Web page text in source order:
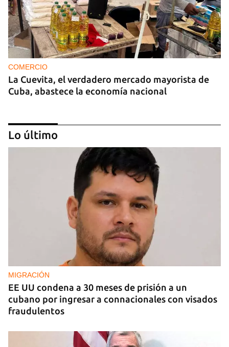
COMERCIO
La Cuevita, el verdadero mercado mayorista de
Cuba, abastece la economía nacional
EE UU duplica sus ventas de combustible al
sector privado cubano
Lo último
MIGRACIÓN
EE UU condena a 30 meses de prisión a un
cubano por ingresar a connacionales con visados
fraudulentos